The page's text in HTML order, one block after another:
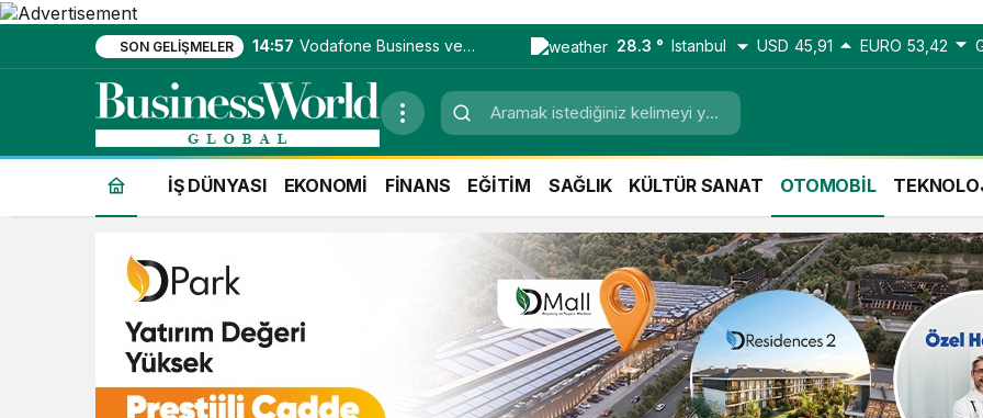
SON GELIŞMELER 14:57 Vodafone Business ve
Migros’tan 5G iş birliği
28.3 ° Istanbul USD 45,91 EURO 53,42
İŞ DÜNYASI EKONOMİ FİNANS EĞİTİM SAĞLIK KÜLTÜR SANAT OTOMOBİL